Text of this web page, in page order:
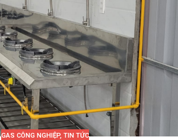
GAS CÔNG NGHIỆP, TIN TỨC